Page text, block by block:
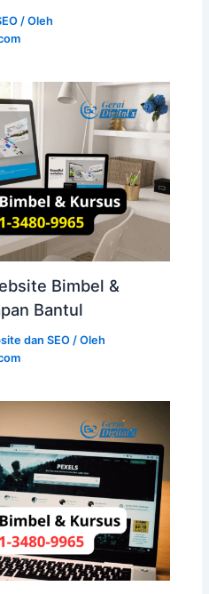
/ Oleh
Bimbel &
Bantul
dan SEO/ Oleh